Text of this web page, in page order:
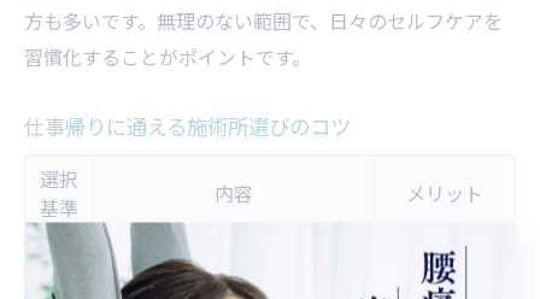
方も多いです。無理のない範囲で、日々のセルフケアを
習慣化することがポイントです。
仕事帰りに通える施術所選びのコツ
選択
基準
内容 メリット
立地 駅近・駐車場完備
アクセスしや
すい